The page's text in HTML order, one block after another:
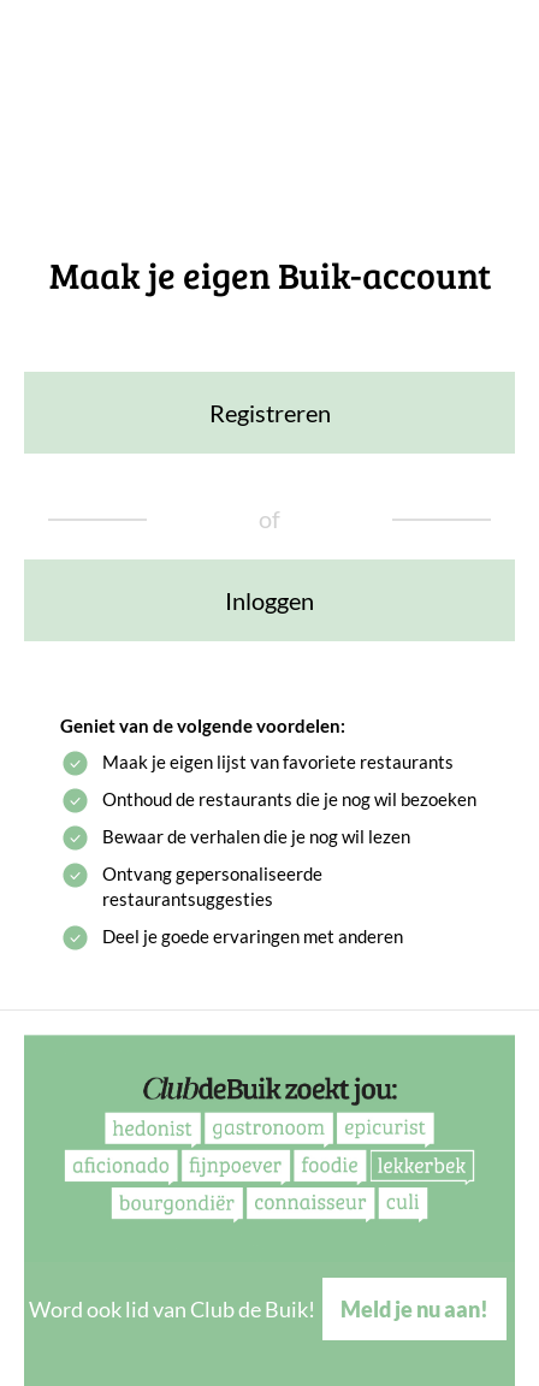
Maak je eigen Buik-account
Registreren
of
Inloggen
Geniet van de volgende voordelen:
Maak je eigen lijst van favoriete restaurants
Onthoud de restaurants die je nog wil bezoeken
Bewaar de verhalen die je nog wil lezen
Ontvang gepersonaliseerde
restaurantsuggesties
Deel je goede ervaringen met anderen
Word ook lid van Club de Buik! Meld je nu aan!